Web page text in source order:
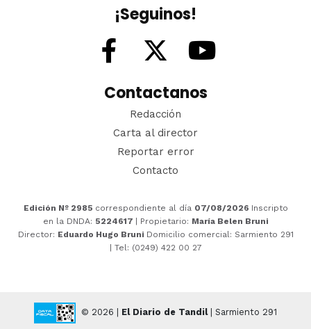
¡Seguinos!
Contactanos
Redacción
Carta al director
Reportar error
Contacto
Edición Nº 2985 correspondiente al día 07/08/2026 Inscripto
en la DNDA: 5224617 | Propietario: María Belen Bruni
Director: Eduardo Hugo Bruni Domicilio comercial: Sarmiento 291
| Tel: (0249) 422 00 27
© 2026 | El Diario de Tandil| Sarmiento 291